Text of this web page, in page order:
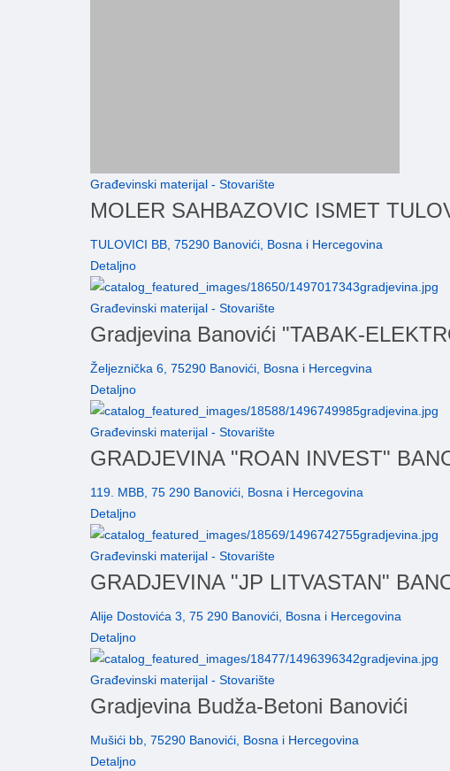
Građevinski materijal - Stovarište
MOLER SAHBAZOVIC ISMET
TULOVICI BB, 75290 Banovići, Bosna i Hercegovina
Detaljno
Građevinski materijal - Stovarište
Gradjevina Banovići "TABAK-
Željeznička 6, 75290 Banovići, Bosna i Hercegvina
Detaljno
Građevinski materijal - Stovarište
GRADJEVINA "ROAN INVEST"
119. MBB, 75 290 Banovići, Bosna i Hercegovina
Detaljno
Građevinski materijal - Stovarište
GRADJEVINA "JP LITVASTAN"
Alije Dostovića 3, 75 290 Banovići, Bosna i Hercegovina
Detaljno
Građevinski materijal - Stovarište
Gradjevina Budža-Betoni Banovići
Mušići bb, 75290 Banovići, Bosna i Hercegovina
Detaljno